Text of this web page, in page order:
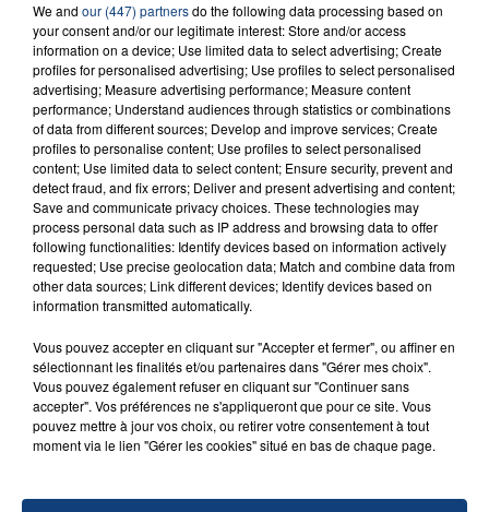
FIL D'ACTU
23 juillet 2026
INCENDIE MORTEL À LENS : UNE FEMME ET
SON BÉBÉ ENTRE LA VIE ET LA...
Un homme s'est immolé par le feu après avoir
aspergé sa compagne et leur bébé de trois mois
d'un liquide inflammable.
We and our (447) partnersdo the following data processing based on
your consent and/or our legitimate interest: Store and/or access
information on a device; Use limited data to select advertising; Create
profiles for personalised advertising; Use profiles to select personalised
advertising; Measure advertising performance; Measure content
performance; Understand audiences through statistics or combinations
of data from different sources; Develop and improve services; Create
profiles to personalise content; Use profiles to select personalised
content; Use limited data to select content; Ensure security, prevent and
detect fraud, and fix errors; Deliver and present advertising and content;
Save and communicate privacy choices. These technologies may
process personal data such as IP address and browsing data to offer
following functionalities: Identify devices based on information actively
requested; Use precise geolocation data; Match and combine data from
other data sources; Link different devices; Identify devices based on
information transmitted automatically.
Vous pouvez accepter en cliquant sur "Accepter et fermer", ou affiner en
sélectionnant les finalités et/ou partenaires dans "Gérer mes choix".
Vous pouvez également refuser en cliquant sur "Continuer sans
accepter". Vos préférences ne s'appliqueront que pour ce site. Vous
pouvez mettre à jour vos choix, ou retirer votre consentement à tout
moment via le lien "Gérer les cookies" situé en bas de chaque page.